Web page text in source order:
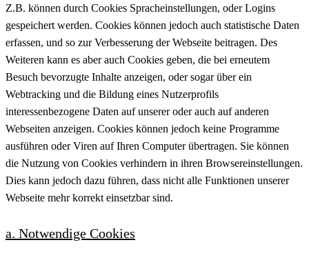
Z.B. können durch Cookies Spracheinstellungen, oder Logins
gespeichert werden. Cookies können jedoch auch statistische Daten
erfassen, und so zur Verbesserung der Webseite beitragen. Des
Weiteren kann es aber auch Cookies geben, die bei erneutem
Besuch bevorzugte Inhalte anzeigen, oder sogar über ein
Webtracking und die Bildung eines Nutzerprofils
interessenbezogene Daten auf unserer oder auch auf anderen
Webseiten anzeigen. Cookies können jedoch keine Programme
ausführen oder Viren auf Ihren Computer übertragen. Sie können
die Nutzung von Cookies verhindern in ihren Browsereinstellungen.
Dies kann jedoch dazu führen, dass nicht alle Funktionen unserer
Webseite mehr korrekt einsetzbar sind.
a. Notwendige Cookies